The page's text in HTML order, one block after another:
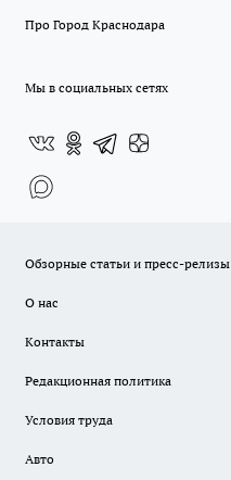
Про Город Краснодара
Мы в социальных сетях
Обзорные статьи и пресс-релизы
О нас
Контакты
Редакционная политика
Условия труда
Авто